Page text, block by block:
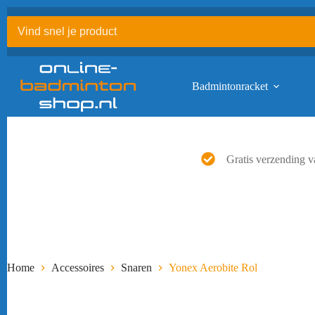
naar
inhoud
Badmintonracket
Gratis verzending
Home Accessoires Snaren Yonex Aerobite Rol